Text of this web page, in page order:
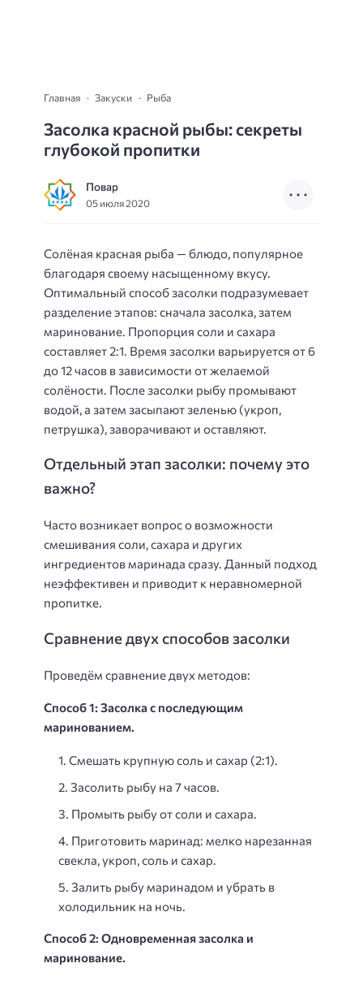
Главная Закуски Рыба
Засолка красной рыбы: секреты
глубокой пропитки
Повар
05 июля 2020
Солёная красная рыба — блюдо, популярное
благодаря своему насыщенному вкусу.
Оптимальный способ засолки подразумевает
разделение этапов: сначала засолка, затем
маринование. Пропорция соли и сахара
составляет 2:1. Время засолки варьируется от 6
до 12 часов в зависимости от желаемой
солёности. После засолки рыбу промывают
водой, а затем засыпают зеленью (укроп,
петрушка), заворачивают и оставляют.
Отдельный этап засолки: почему это
важно?
Часто возникает вопрос о возможности
смешивания соли, сахара и других
ингредиентов маринада сразу. Данный подход
неэффективен и приводит к неравномерной
пропитке.
Сравнение двух способов засолки
Проведём сравнение двух методов:
Способ 1: Засолка с последующим
маринованием.
Смешать крупную соль и сахар (2:1).
Засолить рыбу на 7 часов.
Промыть рыбу от соли и сахара.
Приготовить маринад: мелко нарезанная
свекла, укроп, соль и сахар.
Залить рыбу маринадом и убрать в
холодильник на ночь.
Способ 2: Одновременная засолка и
маринование.